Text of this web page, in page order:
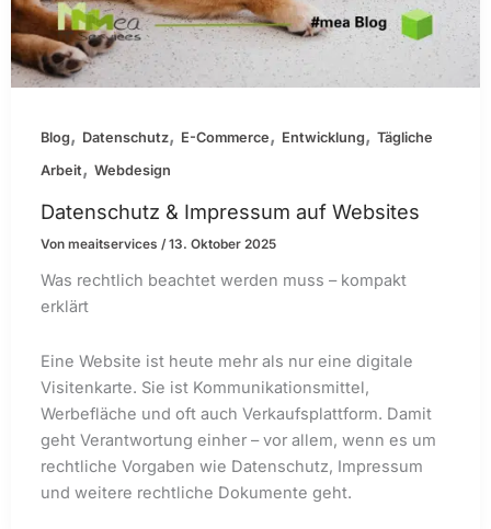
Blog, Datenschutz, E-Commerce, Entwicklung,Tägliche
Arbeit,Webdesign
Datenschutz & Impressum auf Websites
Vonmeaitservices/13. Oktober 2025
Was rechtlich beachtet werden muss – kompakt
erklärt
Eine Website ist heute mehr als nur eine digitale
Visitenkarte. Sie ist Kommunikationsmittel,
Werbefläche und oft auch Verkaufsplattform. Damit
geht Verantwortung einher – vor allem, wenn es um
rechtliche Vorgaben wie Datenschutz, Impressum
und weitere rechtliche Dokumente geht.